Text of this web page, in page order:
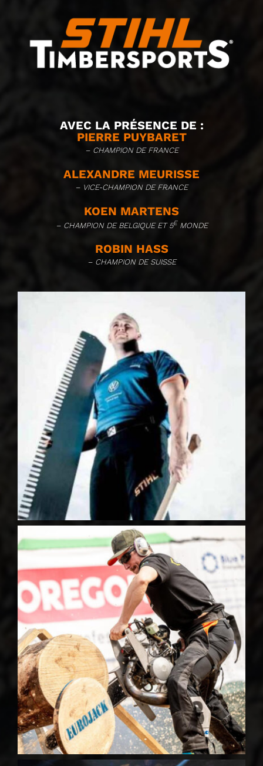
AVEC LA PRÉSENCE DE :
PIERRE PUYBARET
– CHAMPION DE FRANCE
ALEXANDRE MEURISSE
– VICE-CHAMPION DE FRANCE
KOEN MARTENS
– CHAMPION DE BELGIQUE ET 5EMONDE
ROBIN HASS
– CHAMPION DE SUISSE